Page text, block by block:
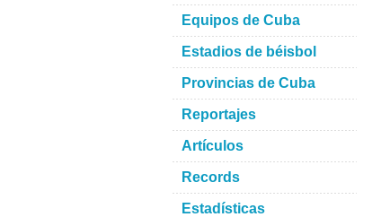
Equipos de Cuba
Estadios de béisbol
Provincias de Cuba
Reportajes
Artículos
Records
Estadísticas